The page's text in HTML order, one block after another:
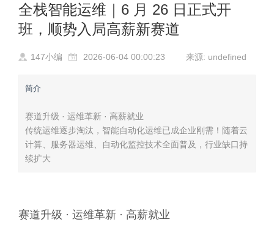
全栈智能运维｜6 月 26 日正式开
班，顺势入局高薪新赛道
147小编 2026-06-04 00:00:23 来源: undefined
简介
赛道升级 · 运维革新 · 高薪就业
传统运维逐步淘汰，智能自动化运维已成企业刚需！随着云
计算、服务器运维、自动化监控技术全面普及，行业缺口持
续扩大
赛道升级 · 运维革新 · 高薪就业